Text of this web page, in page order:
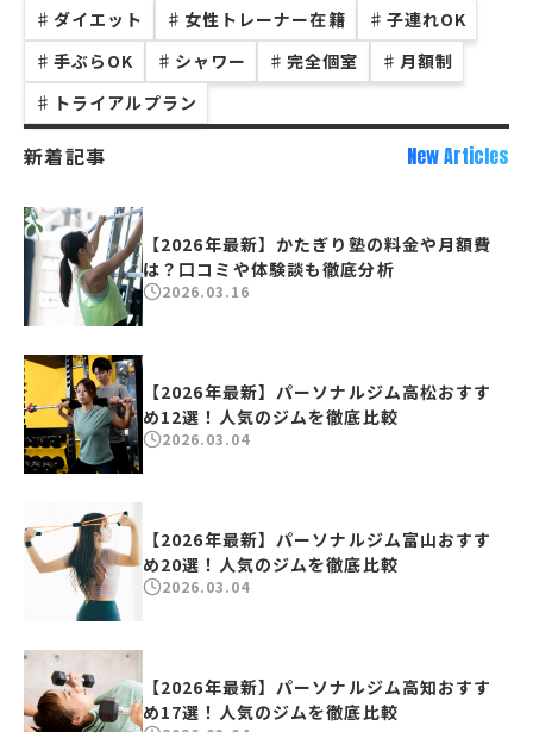
♯ ダイエット ♯ 女性トレーナー在籍 ♯ 子連れOK
♯ 手ぶらOK ♯ シャワー ♯ 完全個室 ♯ 月額制
♯ トライアルプラン
新着記事 New Articles
【2026年最新】かたぎり塾の料金や月額費
は？口コミや体験談も徹底分析
2026.03.16
【2026年最新】パーソナルジム高松おすす
め12選！人気のジムを徹底比較
2026.03.04
【2026年最新】パーソナルジム富山おすす
め20選！人気のジムを徹底比較
2026.03.04
【2026年最新】パーソナルジム高知おすす
め17選！人気のジムを徹底比較